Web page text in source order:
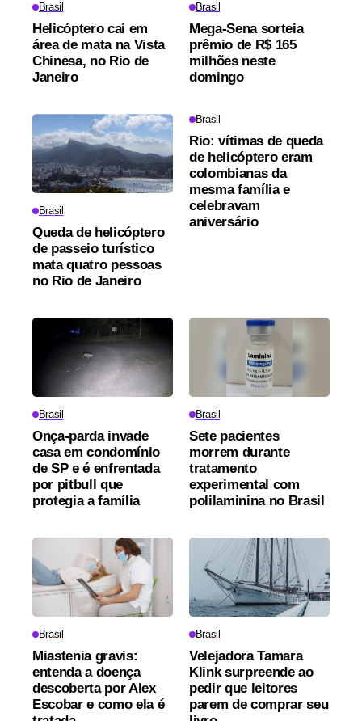
Brasil
Helicóptero cai em
área de mata na Vista
Chinesa, no Rio de
Janeiro
Brasil
Mega-Sena sorteia
prêmio de R$ 165
milhões neste
domingo
Brasil
Queda de helicóptero
de passeio turístico
mata quatro pessoas
no Rio de Janeiro
Brasil
Rio: vítimas de queda
de helicóptero eram
colombianas da
mesma família e
celebravam
aniversário
Brasil
Onça-parda invade
casa em condomínio
de SP e é enfrentada
por pitbull que
protegia a família
Brasil
Sete pacientes
morrem durante
tratamento
experimental com
polilaminina no Brasil
Brasil
Miastenia gravis:
entenda a doença
descoberta por Alex
Escobar e como ela é
Brasil
Velejadora Tamara
Klink surpreende ao
pedir que leitores
parem de comprar seu